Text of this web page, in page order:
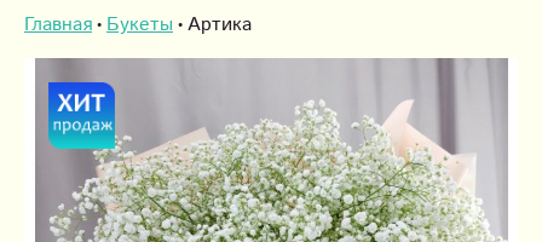
Главная Букеты Артика